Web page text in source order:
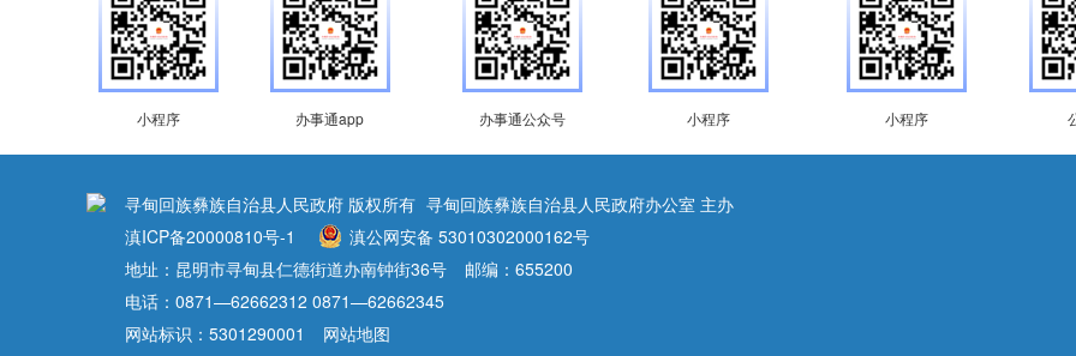
小程序 办事通app 办事通公众号 小程序 小程序
寻甸回族彝族自治县人民政府 版权所有 寻甸回族彝族自治县人民政府办公室 主办
滇ICP备20000810号-1
滇公网安备 53010302000162号
地址：昆明市寻甸县仁德街道办南钟街36号
邮编：655200
电话：0871—62662312 0871—62662345
网站标识：5301290001
网站地图